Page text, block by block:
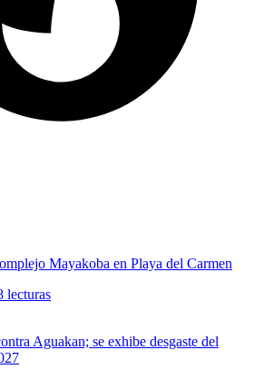
Mayakoba en Playa del Carmen
lecturas
Aguakan; se exhibe desgaste del